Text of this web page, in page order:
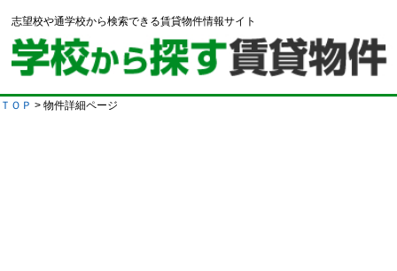
志望校や通学校から検索できる賃貸物件情報サイト
ＴＯＰ > 物件詳細ページ